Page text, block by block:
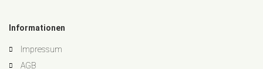
Informationen
Impressum
AGB